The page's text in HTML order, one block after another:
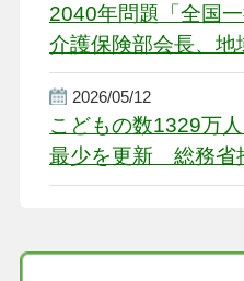
2040年問題「全国
介護保険部会長、地
盤整備を促す
2026/05/12
こどもの数1329万
最少を更新 総務省